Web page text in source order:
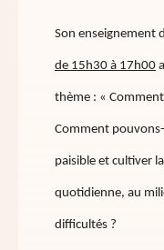
Son enseignement
de 15h30 à 17h00
thème : «
Comment
paisible et cultiver
quotidienne, au
difficultés ?